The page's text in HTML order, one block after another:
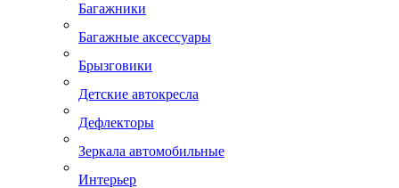
Багажники
Багажные аксессуары
Брызговики
Детские автокресла
Дефлекторы
Зеркала автомобильные
Интерьер